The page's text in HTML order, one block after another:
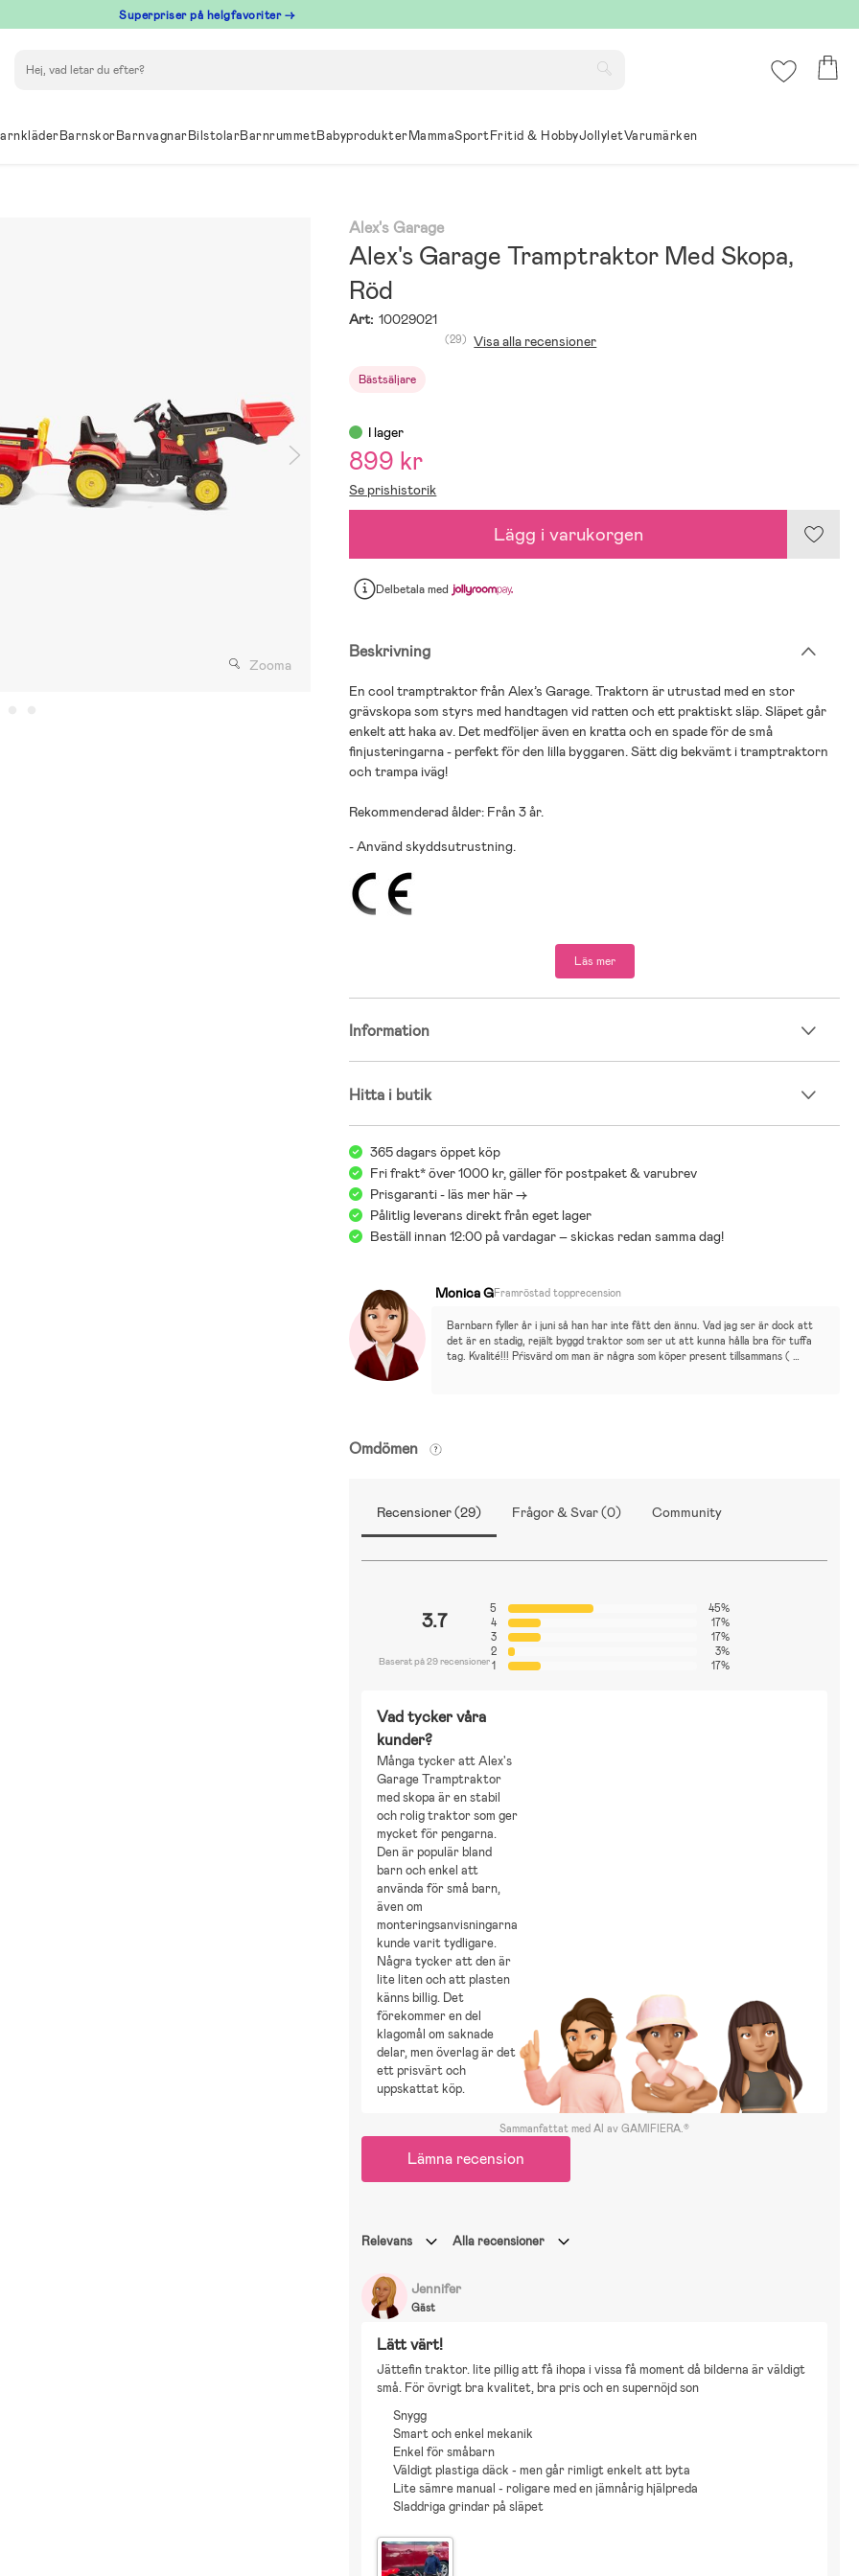
Superpriser på helgfavoriter →
BarnskorBarnvagnarBilstolarBarnrummetBabyprodukterMammaSportFritid & HobbyJollyletVarumärken
Zooma
Alex's Garage
Alex's Garage Tramptraktor Med Skopa,
Röd
Art: 10029021
Bästsäljare
(29) Visa alla recensioner
I lager
899 kr
Se prishistorik
Lägg i varukorgen
Delbetalamed
Beskrivning
En cool tramptraktor från Alex’s Garage. Traktorn är utrustad med en stor
grävskopa som styrs med handtagen vid ratten och ett praktiskt släp. Släpet går
enkelt att haka av. Det medföljer även en kratta och en spade för de små
finjusteringarna - perfekt för den lilla byggaren. Sätt dig bekvämt i tramptraktorn
och trampa iväg!
Rekommenderad ålder: Från 3 år.
- Använd skyddsutrustning.
Läs mer
Information
Hitta i butik
365 dagars öppet köp
Fri frakt* över 1000 kr, gäller för postpaket & varubrev
Prisgaranti - läs mer här ->
Pålitlig leverans direkt från eget lager
Beställ innan 12:00 på vardagar – skickas redan samma dag!
Monica GFramröstad topprecension
Barnbarn fyller år i juni så han har inte fått den ännu. Vad jag ser är dock att
det är en stadig, rejält byggd traktor som ser ut att kunna hålla bra för tuffa
tag. Kvalité!!! Pŕisvärd om man är några som köper present tillsammans (
Omdömen
Recensioner (29) Frågor & Svar (0) Community
3.7
Baserat på 29 recensioner
5
45%
4
17%
3
17%
2
3%
1
17%
Vad tycker våra
kunder?
Många tycker att Alex's
Garage Tramptraktor
med skopa är en stabil
och rolig traktor som ger
mycket för pengarna.
Den är populär bland
barn och enkel att
använda för små barn,
även om
monteringsanvisningarna
kunde varit tydligare.
Några tycker att den är
lite liten och att plasten
känns billig. Det
förekommer en del
klagomål om saknade
delar, men överlag är det
ett prisvärt och
uppskattat köp.
Sammanfattat med AI av GAMIFIERA.®
Lämna recension
Relevans Alla recensioner
Jennifer
Gäst
Lätt värt!
Jättefin traktor. lite pillig att få ihopa i vissa få moment då bilderna är väldigt
små. För övrigt bra kvalitet, bra pris och en supernöjd son
Snygg
Smart och enkel mekanik
Enkel för småbarn
Väldigt plastiga däck - men går rimligt enkelt att byta
Lite sämre manual - roligare med en jämnårig hjälpreda
Sladdriga grindar på släpet